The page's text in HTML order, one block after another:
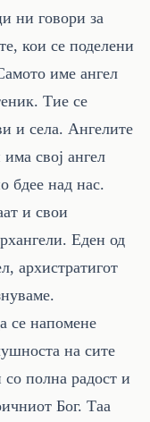
ни говори за
кои се поделени
име ангел
Тие се
и села. Ангелите
свој ангел
бдее над нас.
и свои
Еден од
архистратигот
се напомене
на сите
полна радост и
Бог. Таа